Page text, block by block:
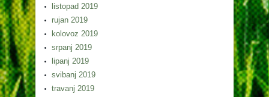
listopad 2019
rujan 2019
kolovoz 2019
srpanj 2019
lipanj 2019
svibanj 2019
travanj 2019